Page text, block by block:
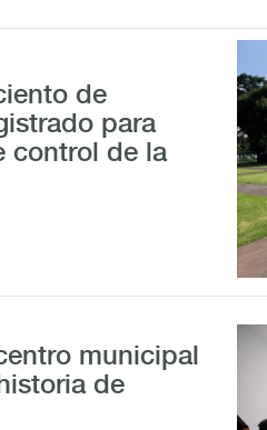
de
para
control de la
municipal
de